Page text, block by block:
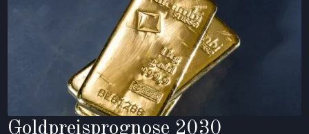
Goldpreisprognose 2030